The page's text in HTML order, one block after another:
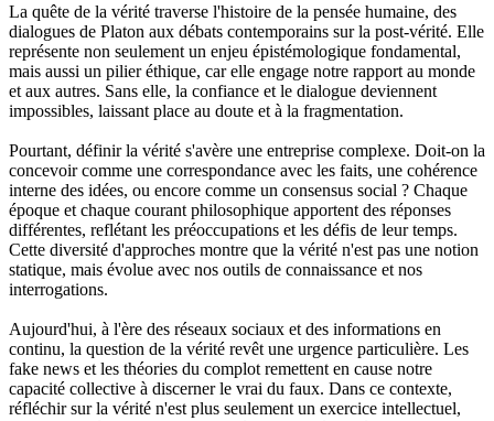
La quête de la vérité traverse l'histoire de la pensée humaine, des
dialogues de Platon aux débats contemporains sur la post-vérité. Elle
représente non seulement un enjeu épistémologique fondamental,
mais aussi un pilier éthique, car elle engage notre rapport au monde
et aux autres. Sans elle, la confiance et le dialogue deviennent
impossibles, laissant place au doute et à la fragmentation.
Pourtant, définir la vérité s'avère une entreprise complexe. Doit-on la
concevoir comme une correspondance avec les faits, une cohérence
interne des idées, ou encore comme un consensus social ? Chaque
époque et chaque courant philosophique apportent des réponses
différentes, reflétant les préoccupations et les défis de leur temps.
Cette diversité d'approches montre que la vérité n'est pas une notion
statique, mais évolue avec nos outils de connaissance et nos
interrogations.
Aujourd'hui, à l'ère des réseaux sociaux et des informations en
continu, la question de la vérité revêt une urgence particulière. Les
fake news et les théories du complot remettent en cause notre
capacité collective à discerner le vrai du faux. Dans ce contexte,
réfléchir sur la vérité n'est plus seulement un exercice intellectuel,